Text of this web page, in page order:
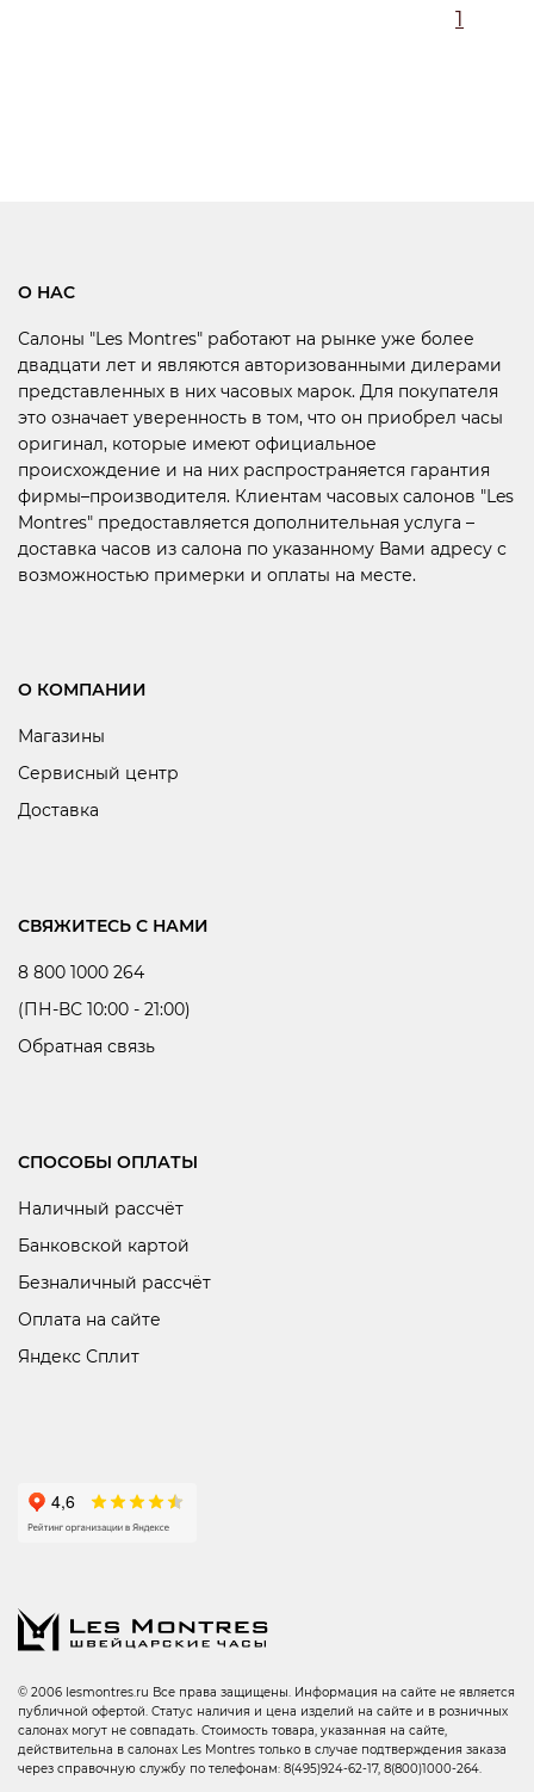
1
О НАС
Салоны "Les Montres" работают на рынке уже более
двадцати лет и являются авторизованными дилерами
представленных в них часовых марок. Для покупателя
это означает уверенность в том, что он приобрел часы
оригинал, которые имеют официальное
происхождение и на них распространяется гарантия
фирмы–производителя. Клиентам часовых салонов "Les
Montres" предоставляется дополнительная услуга –
доставка часов из салона по указанному Вами адресу с
возможностью примерки и оплаты на месте.
О КОМПАНИИ
Магазины
Сервисный центр
Доставка
СВЯЖИТЕСЬ С НАМИ
8 800 1000 264
(ПН-ВС 10:00 - 21:00)
Обратная связь
СПОСОБЫ ОПЛАТЫ
Наличный рассчёт
Банковской картой
Безналичный рассчёт
Оплата на сайте
Яндекс Сплит
© 2006 lesmontres.ru Все права защищены. Информация на сайте не является
публичной офертой. Статус наличия и цена изделий на сайте и в розничных
салонах могут не совпадать. Стоимость товара, указанная на сайте,
действительна в салонах Les Montres только в случае подтверждения заказа
через справочную службу по телефонам: 8(495)924-62-17, 8(800)1000-264.